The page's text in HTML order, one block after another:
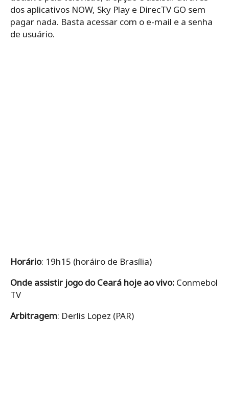
dos aplicativos NOW, Sky Play e DirecTV GO sem
pagar nada. Basta acessar com o e-mail e a senha
de usuário.
Horário: 19h15 (horáiro de Brasília)
Onde assistir jogo do Ceará hoje ao vivo: Conmebol
TV
Arbitragem: Derlis Lopez (PAR)